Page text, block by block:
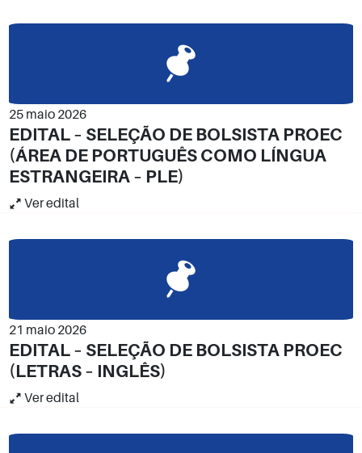
25 maio 2026
EDITAL – SELEÇÃO DE BOLSISTA PROEC
(ÁREA DE PORTUGUÊS COMO LÍNGUA
ESTRANGEIRA – PLE)
Ver edital
21 maio 2026
EDITAL – SELEÇÃO DE BOLSISTA PROEC
(LETRAS – INGLÊS)
Ver edital